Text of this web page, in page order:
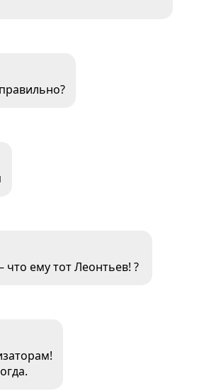
ему тот Леонтьев! ?